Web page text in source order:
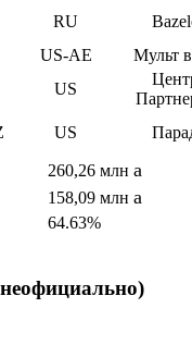
RU
US-AE
Мульт
US
US
260,26 млн a
158,09 млн a
64.63%